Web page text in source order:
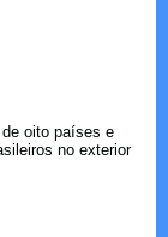
oito países e
no exterior